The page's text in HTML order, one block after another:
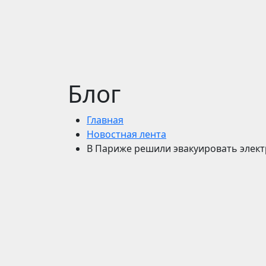
Блог
Главная
Новостная лента
В Париже решили эвакуировать